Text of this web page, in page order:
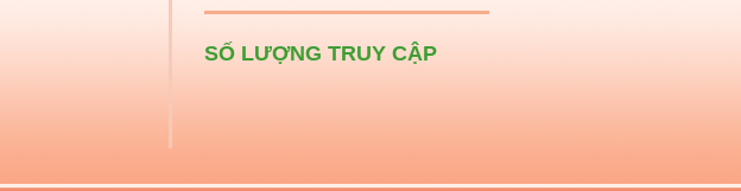
SỐ LƯỢNG TRUY CẬP